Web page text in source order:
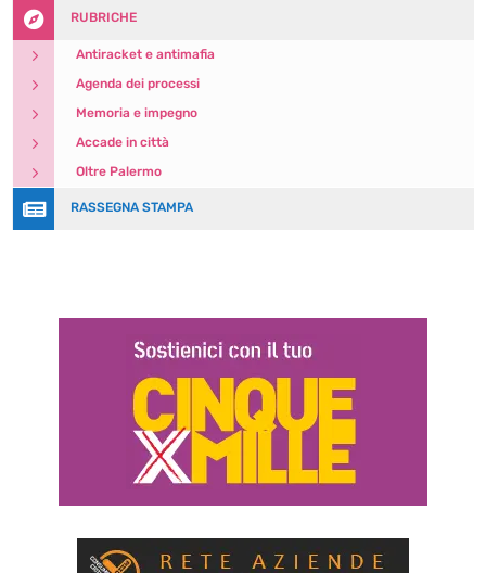
 RUBRICHE
5 Antiracket e antimafia
5 Agenda dei processi
5 Memoria e impegno
5 Accade in città
5 Oltre Palermo
 RASSEGNA STAMPA